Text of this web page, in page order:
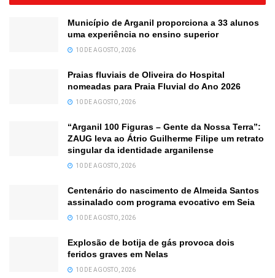
Município de Arganil proporciona a 33 alunos
uma experiência no ensino superior
10 DE AGOSTO, 2026
Praias fluviais de Oliveira do Hospital
nomeadas para Praia Fluvial do Ano 2026
10 DE AGOSTO, 2026
“Arganil 100 Figuras – Gente da Nossa Terra”:
ZAUG leva ao Átrio Guilherme Filipe um retrato
singular da identidade arganilense
10 DE AGOSTO, 2026
Centenário do nascimento de Almeida Santos
assinalado com programa evocativo em Seia
10 DE AGOSTO, 2026
Explosão de botija de gás provoca dois
feridos graves em Nelas
10 DE AGOSTO, 2026